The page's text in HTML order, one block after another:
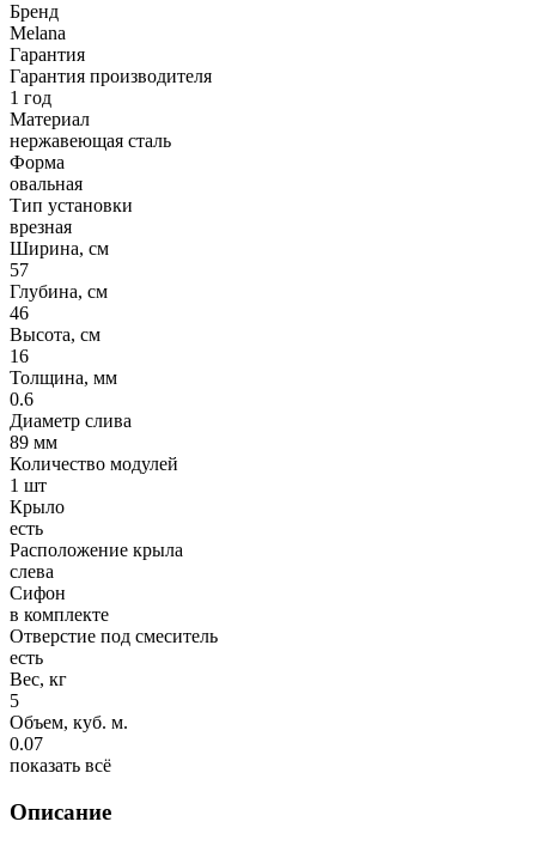
Бренд
Melana
Гарантия
Гарантия производителя
1 год
Материал
нержавеющая сталь
Форма
овальная
Тип установки
врезная
Ширина, см
57
Глубина, см
46
Высота, см
16
Толщина, мм
0.6
Диаметр слива
89 мм
Количество модулей
1 шт
Крыло
есть
Расположение крыла
слева
Сифон
в комплекте
Отверстие под смеситель
есть
Вес, кг
5
Объем, куб. м.
0.07
показать всё
Описание